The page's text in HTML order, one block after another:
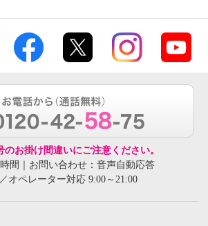
お掛け間違いにご注意ください。
間｜お問い合わせ：音声自動応答
オペレーター対応 9:00～21:00